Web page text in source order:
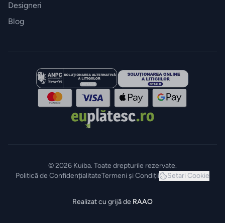
Designeri
Blog
© 2026 Kuiba. Toate drepturile rezervate.
Politică de ConfidențialitateTermeni și Condiții Setari Cookie
Realizat cu grijă de RAAO